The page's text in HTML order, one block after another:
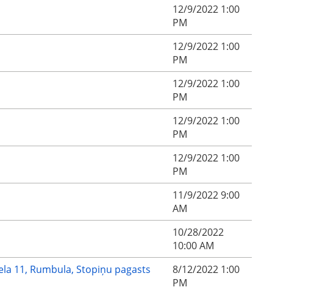
12/9/2022 1:00
PM
12/9/2022 1:00
PM
12/9/2022 1:00
PM
12/9/2022 1:00
PM
12/9/2022 1:00
PM
11/9/2022 9:00
AM
10/28/2022
10:00 AM
11, Rumbula, Stopiņu pagasts
8/12/2022 1:00
PM